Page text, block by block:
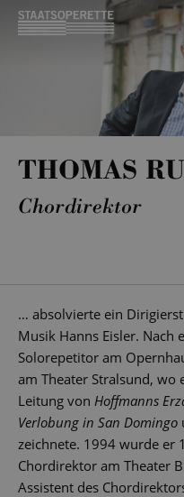
THOMAS
Chordirektor
… absolvierte ein
Musik Hanns Eisler. Nach
Solorepetitor am
am Theater Stralsund, wo
Leitung von Hoffmanns
Verlobung in San Domingo
zeichnete. 1994 wurde er
Chordirektor am Theater
Assistent des